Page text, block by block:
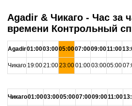
Agadir & Чикаго - Час за
времени Контрольный
Agadir01:0003:0005:0007:0009:0011:00
Чикаго 19:0021:0023:0001:0003:0005:00
Чикаго01:0003:0005:0007:0009:0011:00